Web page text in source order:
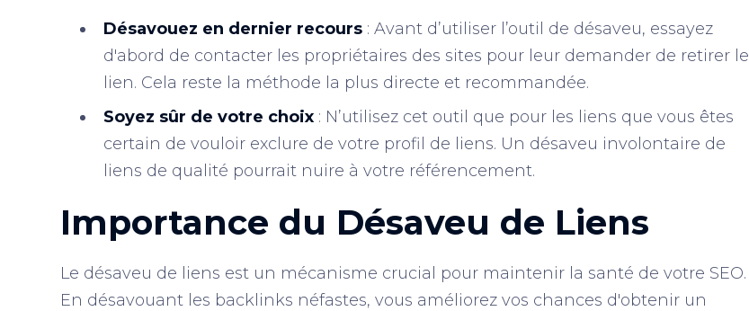
Désavouez en dernier recours : Avant d’utiliser l’outil de désaveu, essayez
d'abord de contacter les propriétaires des sites pour leur demander de retirer le
lien. Cela reste la méthode la plus directe et recommandée.
Soyez sûr de votre choix : N’utilisez cet outil que pour les liens que vous êtes
certain de vouloir exclure de votre profil de liens. Un désaveu involontaire de
liens de qualité pourrait nuire à votre référencement.
Importance du Désaveu de Liens
Le désaveu de liens est un mécanisme crucial pour maintenir la santé de votre SEO.
En désavouant les backlinks néfastes, vous améliorez vos chances d'obtenir un